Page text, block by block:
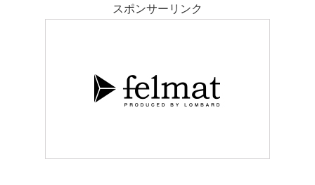
オがこのような仕打ちを受けるのはあまりに悲しい。罰せられるべき
は対戦相手にラフなプレーをする選手たちの方でしょうに。
スポンサーリンク